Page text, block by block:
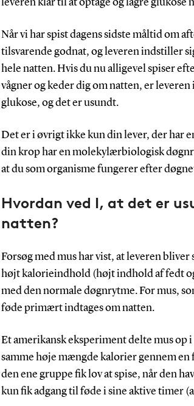
Når vi har spist dagens sidste måltid om
tilsvarende godnat, og leveren indstiller
hele natten. Hvis du nu alligevel spiser
vågner og keder dig om natten, er
glukose, og det er usundt.
Det er i øvrigt ikke kun din lever, der har
din krop har en molekylærbiologisk
at du som organisme fungerer efter
Hvordan ved I, at det er
natten?
Forsøg med mus har vist, at leveren bliver
højt kalorieindhold (højt indhold af fedt
med den normale døgnrytme. For mus,
føde primært indtages om natten.
Et amerikansk eksperiment delte mus op
samme høje mængde kalorier gennem
den ene gruppe fik lov at spise, når den
kun fik adgang til føde i sine aktive timer